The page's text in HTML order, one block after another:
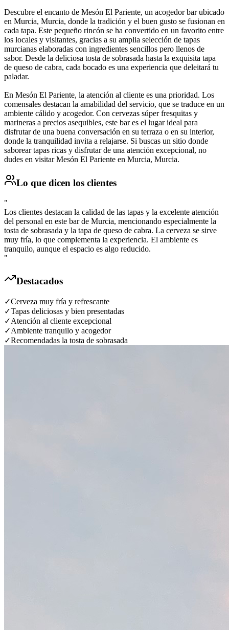
Descubre el encanto de Mesón El Pariente, un acogedor bar ubicado
en Murcia, Murcia, donde la tradición y el buen gusto se fusionan en
cada tapa. Este pequeño rincón se ha convertido en un favorito entre
los locales y visitantes, gracias a su amplia selección de tapas
murcianas elaboradas con ingredientes sencillos pero llenos de
sabor. Desde la deliciosa tosta de sobrasada hasta la exquisita tapa
de queso de cabra, cada bocado es una experiencia que deleitará tu
paladar.
En Mesón El Pariente, la atención al cliente es una prioridad. Los
comensales destacan la amabilidad del servicio, que se traduce en un
ambiente cálido y acogedor. Con cervezas súper fresquitas y
marineras a precios asequibles, este bar es el lugar ideal para
disfrutar de una buena conversación en su terraza o en su interior,
donde la tranquilidad invita a relajarse. Si buscas un sitio donde
saborear tapas ricas y disfrutar de una atención excepcional, no
dudes en visitar Mesón El Pariente en Murcia, Murcia.
Lo que dicen los clientes
"
Los clientes destacan la calidad de las tapas y la excelente atención
del personal en este bar de Murcia, mencionando especialmente la
tosta de sobrasada y la tapa de queso de cabra. La cerveza se sirve
muy fría, lo que complementa la experiencia. El ambiente es
tranquilo, aunque el espacio es algo reducido.
"
Destacados
✓Cerveza muy fría y refrescante
✓Tapas deliciosas y bien presentadas
✓Atención al cliente excepcional
✓Ambiente tranquilo y acogedor
✓Recomendadas la tosta de sobrasada